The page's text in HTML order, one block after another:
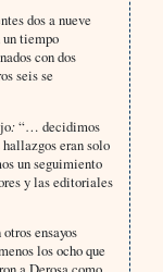
dos a nueve
un tiempo
con dos
seis se
:“… decidimos
eran solo
un seguimiento
y las editoriales
ensayos
los ocho que